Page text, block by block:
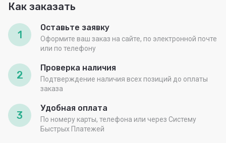
Как заказать
1
Оставьте заявку
Оформите ваш заказ на сайте, по электронной почте
или по телефону
2
Проверка наличия
Подтверждение наличия всех позиций до оплаты
заказа
3
Удобная оплата
По номеру карты, телефона или через Систему
Быстрых Платежей